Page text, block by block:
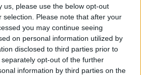
us, please use the below opt-out
selection. Please note that after your
you may continue seeing
on personal information utilized by
disclosed to third parties prior to
opt-out of the further
information by third parties on the
εδώ
50 /50